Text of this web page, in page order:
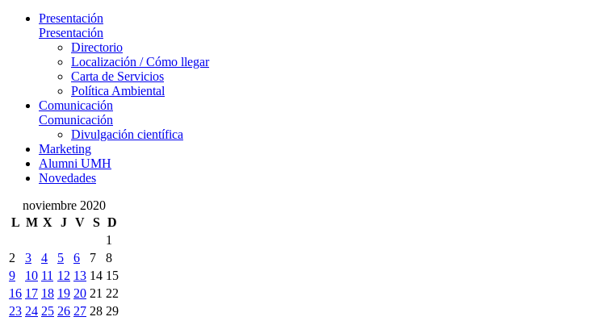
Presentación
Presentación
Directorio
Localización / Cómo llegar
Carta de Servicios
Política Ambiental
Comunicación
Comunicación
Divulgación científica
Marketing
Alumni UMH
Novedades
noviembre 2020
L M X J V S D
1
2
3 4 5 6 7
8
9
10 11 12 13 14 15
16 17 18 19 20 21 22
23 24 25 26 27 28 29